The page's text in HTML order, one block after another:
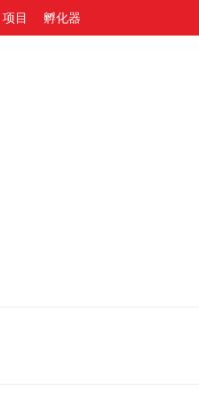
项目 孵化器